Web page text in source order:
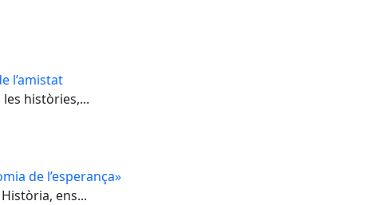
l’amistat
històries,...
de l’esperança»
ens...